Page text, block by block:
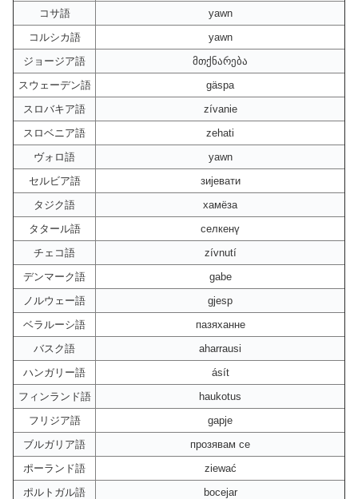
コサ語
yawn
コルシカ語
yawn
ジョージア語
მთქნარება
スウェーデン語
gäspa
スロバキア語
zívanie
スロベニア語
zehati
ヴォロ語
yawn
セルビア語
зијевати
タジク語
хамёза
タタール語
селкенү
チェコ語
zívnutí
デンマーク語
gabe
ノルウェー語
gjesp
ベラルーシ語
пазяханне
バスク語
aharrausi
ハンガリー語
ásít
フィンランド語
haukotus
フリジア語
gapje
ブルガリア語
прозявам се
ポーランド語
ziewać
ポルトガル語
bocejar